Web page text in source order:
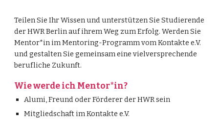
Teilen Sie Ihr Wissen und unterstützen Sie Studierende
der HWR Berlin auf ihrem Weg zum Erfolg. Werden Sie
Mentor*in im Mentoring-Programm vom Kontakte e.V.
und gestalten Sie gemeinsam eine vielversprechende
berufliche Zukunft.
Wie werde ich Mentor*in?
Alumi, Freund oder Förderer der HWR sein
Mitgliedschaft im Kontakte e.V.